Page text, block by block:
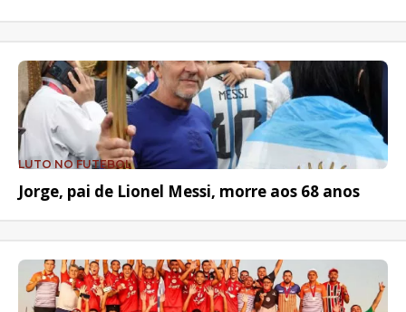
LUTO NO FUTEBOL
Jorge, pai de Lionel Messi, morre aos 68 anos